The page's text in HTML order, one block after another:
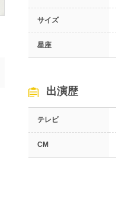
サイズ
星座
出演歴
テレビ
CM